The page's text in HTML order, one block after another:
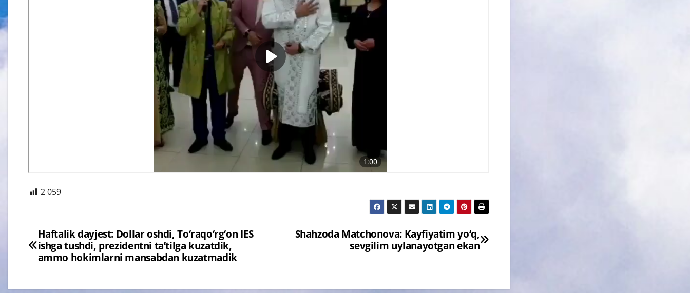
2 059
Навигация
по
Shahzoda Matchonova: Kayfiyatim yo‘q,
sevgilim uylanayotgan ekan
Haftalik dayjest: Dollar oshdi, To‘raqo‘rg‘on IES
ishga tushdi, prezidentni ta’tilga kuzatdik,
ammo hokimlarni mansabdan kuzatmadik